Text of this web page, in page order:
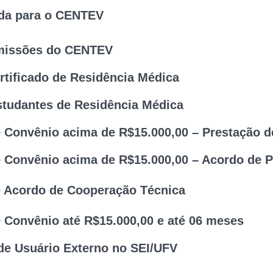
a 60 dias.
de Empresas para Instalação no
para o CENTEV
do CENTEV
de Residência Médica
de Residência Médica
dos estudantes do curso de Medicina na
acima de R$15.000,00 – Prestação
acima de R$15.000,00 do tipo Prestação de
acima de R$15.000,00 – Acordo de
acima de R$15.000,00 do Tipo Acordo de
de Cooperação Técnica
Cooperação Técnica.
até R$15.000,00 e até 06 meses
abaixo de R$15.000,00 e até 06 meses.
Usuário Externo no SEI/UFV